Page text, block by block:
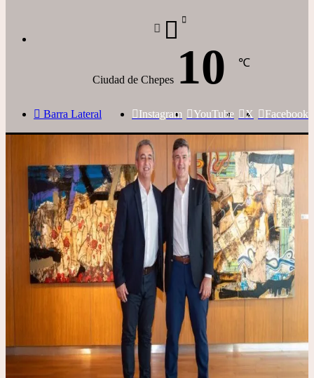
Ciudad de Chepes 10 ℃
Facebook
X
YouTube
Instagram
Barra Lateral